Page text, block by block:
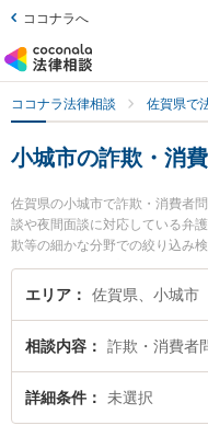
ココナラへ
ココナラ法律相談 佐賀県で
小城市の詐欺・消
佐賀県の小城市で詐欺・消費者
談や夜間面談に対応している弁
欺等の細かな分野での絞り込み
丸 雄輝弁護士のプロフィール情
す。『小城市で土日や夜間に発
弁護士に相談したい』『詐欺・
城市内の弁護士に相談予約した
す。
エリア 佐賀県、小城市
相談内容 詐欺・消費者
詳細条件 未選択